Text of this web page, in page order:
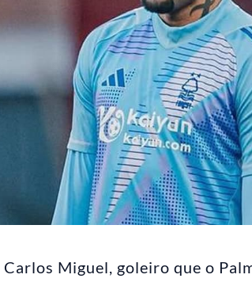
Carlos Miguel, goleiro que o